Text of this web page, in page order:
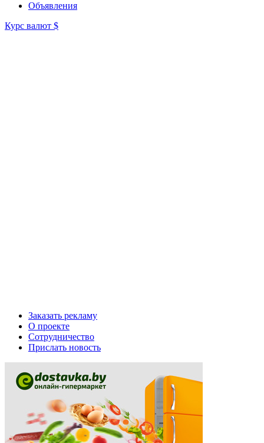
Объявления
Курс валют $
Заказать рекламу
О проекте
Сотрудничество
Прислать новость